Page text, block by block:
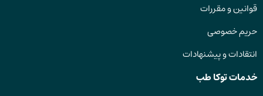
قوانین و مقررات
حریم خصوصی
انتقادات و پیشنهادات
خدمات توکا طب